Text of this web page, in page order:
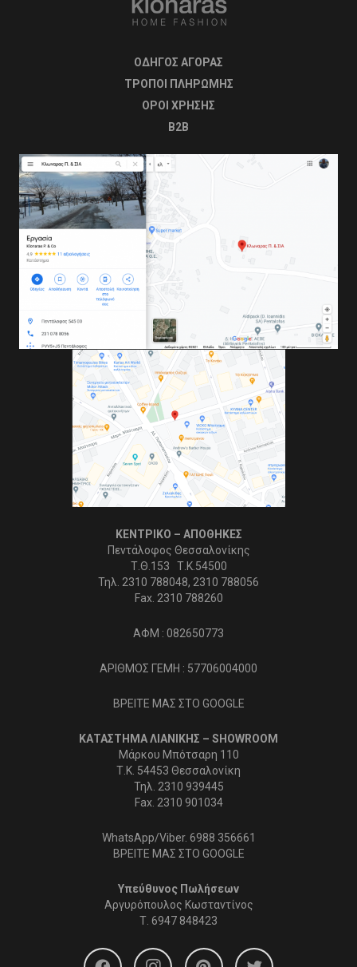
ΟΔΗΓΟΣ ΑΓΟΡΑΣ
ΤΡΟΠΟΙ ΠΛΗΡΩΜΗΣ
OΡΟΙ ΧΡΗΣΗΣ
B2B
ΚΕΝΤΡΙΚΟ – ΑΠΟΘΗΚΕΣ
Πεντάλοφος Θεσσαλονίκης
Τ.Θ.153 Τ.Κ.54500
Τηλ. 2310 788048, 2310 788056
Fax. 2310 788260
ΑΦΜ : 082650773
ΑΡΙΘΜΟΣ ΓΕΜΗ : 57706004000
ΒΡΕΙΤΕ ΜΑΣ ΣΤΟ GOOGLE
ΚΑΤΑΣΤΗΜΑ ΛΙΑΝΙΚΗΣ – SHOWROOM
Μάρκου Μπότσαρη 110
Τ.Κ. 54453 Θεσσαλονίκη
Τηλ. 2310 939445
Fax. 2310 901034
WhatsApp/Viber. 6988 356661
ΒΡΕΙΤΕ ΜΑΣ ΣΤΟ GOOGLE
Υπεύθυνος Πωλήσεων
Αργυρόπουλος Κωσταντίνος
Τ. 6947 848423